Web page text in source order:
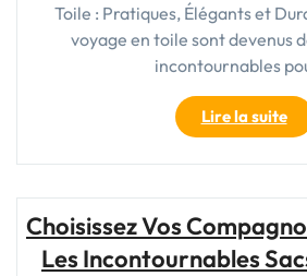
Toile : Pratiques, Élégants et
voyage en toile sont devenus
incontournables
Lire la suite
et
de
Choisissez Vos
Les Incontournables